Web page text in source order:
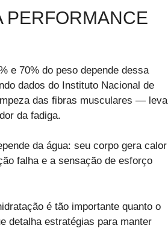
PERFORMANCE
e 70% do peso depende dessa
dados do Instituto Nacional de
das fibras musculares — leva
da fadiga.
da água: seu corpo gera calor
falha e a sensação de esforço
é tão importante quanto o
detalha estratégias para manter